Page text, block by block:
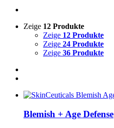
Zeige 12 Produkte
Zeige 12 Produkte
Zeige 24 Produkte
Zeige 36 Produkte
Blemish + Age Defense